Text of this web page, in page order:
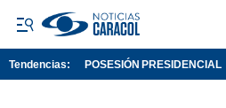
Tendencias: POSESIÓN PRESIDENCIAL